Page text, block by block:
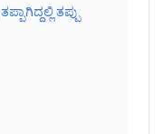
ತಪ್ಪು